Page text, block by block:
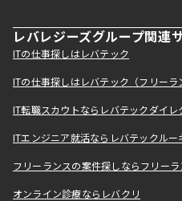
レバレジーズグループ関連
ITの仕事探しはレバテック
ITの仕事探しはレバテック（フリーラ
IT転職スカウトならレバテックダイレ
ITエンジニア就活ならレバテックルー
フリーランスの案件探しならフリーラ
オンライン診療ならレバクリ